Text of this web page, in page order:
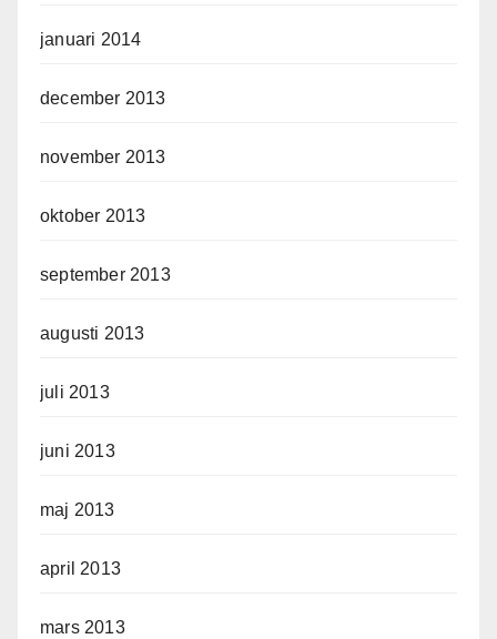
januari 2014
december 2013
november 2013
oktober 2013
september 2013
augusti 2013
juli 2013
juni 2013
maj 2013
april 2013
mars 2013